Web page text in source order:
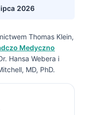
2026
Thomas Klein,
Medyczno
Hansa Webera i
MD, PhD.